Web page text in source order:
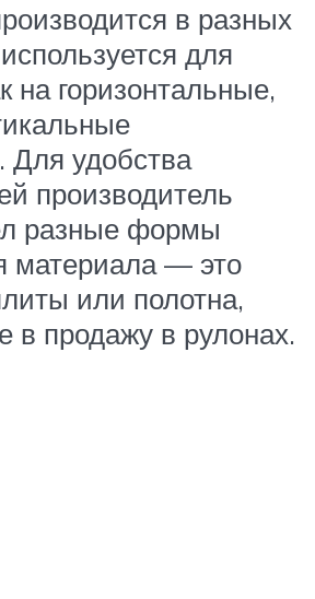
в разных
для
на горизонтальные,
Для удобства
производитель
разные формы
материала — это
или полотна,
в продажу в рулонах.